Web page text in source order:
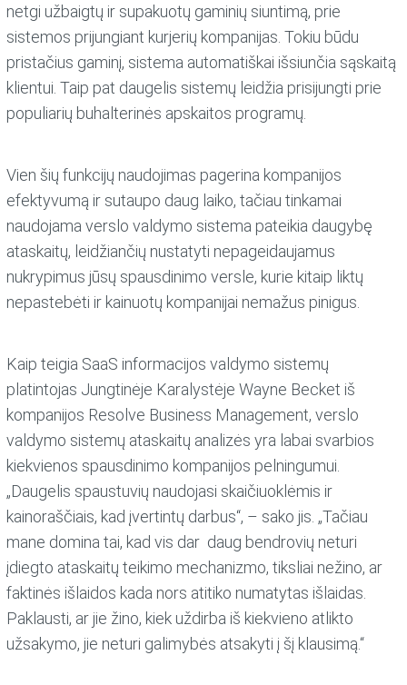
netgi užbaigtų ir supakuotų gaminių siuntimą, prie
sistemos prijungiant kurjerių kompanijas. Tokiu būdu
pristačius gaminį, sistema automatiškai išsiunčia sąskaitą
klientui. Taip pat daugelis sistemų leidžia prisijungti prie
populiarių buhalterinės apskaitos programų.
Vien šių funkcijų naudojimas pagerina kompanijos
efektyvumą ir sutaupo daug laiko, tačiau tinkamai
naudojama verslo valdymo sistema pateikia daugybę
ataskaitų, leidžiančių nustatyti nepageidaujamus
nukrypimus jūsų spausdinimo versle, kurie kitaip liktų
nepastebėti ir kainuotų kompanijai nemažus pinigus.
Kaip teigia SaaS informacijos valdymo sistemų
platintojas Jungtinėje Karalystėje Wayne Becket iš
kompanijos Resolve Business Management, verslo
valdymo sistemų ataskaitų analizės yra labai svarbios
kiekvienos spausdinimo kompanijos pelningumui.
„Daugelis spaustuvių naudojasi skaičiuoklėmis ir
kainoraščiais, kad įvertintų darbus“, – sako jis. „Tačiau
mane domina tai, kad vis dar daug bendrovių neturi
įdiegto ataskaitų teikimo mechanizmo, tiksliai nežino, ar
faktinės išlaidos kada nors atitiko numatytas išlaidas.
Paklausti, ar jie žino, kiek uždirba iš kiekvieno atlikto
užsakymo, jie neturi galimybės atsakyti į šį klausimą.“